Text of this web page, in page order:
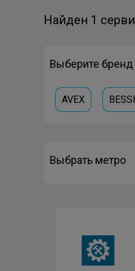
Найден 1
Выберите бренд
AVEX
Выбрать метро